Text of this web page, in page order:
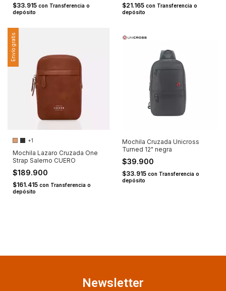
$33.915 con Transferencia o
depósito
$21.165 con Transferencia o
depósito
Envío gratis
+1
Mochila Lazaro Cruzada One
Strap Salerno CUERO
$189.900
$161.415 con Transferencia o
depósito
Mochila Cruzada Unicross
Turned 12" negra
$39.900
$33.915 con Transferencia o
depósito
Newsletter